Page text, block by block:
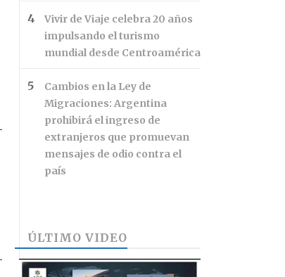
Vivir de Viaje celebra 20 años
impulsando el turismo
mundial desde Centroamérica
Cambios en la Ley de
Migraciones: Argentina
prohibirá el ingreso de
extranjeros que promuevan
mensajes de odio contra el
país
ÚLTIMO VIDEO